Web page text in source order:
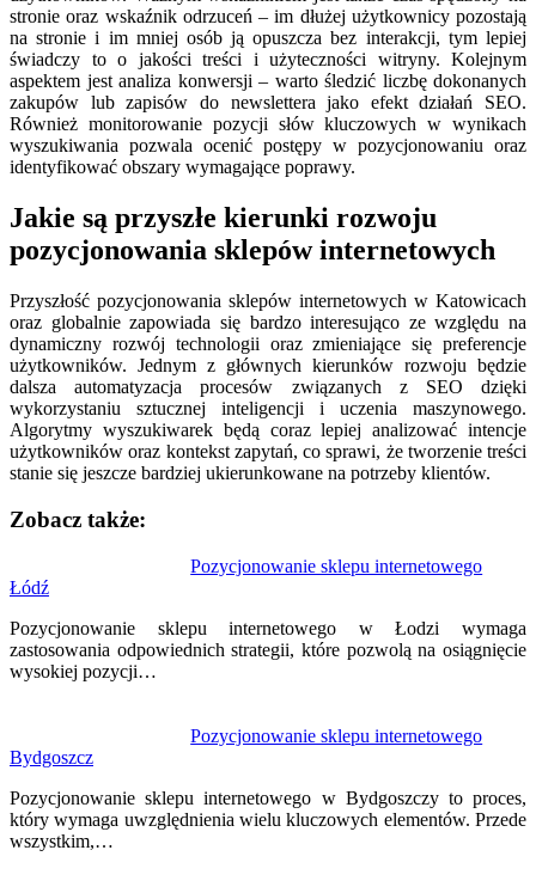
stronie oraz wskaźnik odrzuceń – im dłużej użytkownicy pozostają
na stronie i im mniej osób ją opuszcza bez interakcji, tym lepiej
świadczy to o jakości treści i użyteczności witryny. Kolejnym
aspektem jest analiza konwersji – warto śledzić liczbę dokonanych
zakupów lub zapisów do newslettera jako efekt działań SEO.
Również monitorowanie pozycji słów kluczowych w wynikach
wyszukiwania pozwala ocenić postępy w pozycjonowaniu oraz
identyfikować obszary wymagające poprawy.
Jakie są przyszłe kierunki rozwoju
pozycjonowania sklepów internetowych
Przyszłość pozycjonowania sklepów internetowych w Katowicach
oraz globalnie zapowiada się bardzo interesująco ze względu na
dynamiczny rozwój technologii oraz zmieniające się preferencje
użytkowników. Jednym z głównych kierunków rozwoju będzie
dalsza automatyzacja procesów związanych z SEO dzięki
wykorzystaniu sztucznej inteligencji i uczenia maszynowego.
Algorytmy wyszukiwarek będą coraz lepiej analizować intencje
użytkowników oraz kontekst zapytań, co sprawi, że tworzenie treści
stanie się jeszcze bardziej ukierunkowane na potrzeby klientów.
Zobacz także:
Pozycjonowanie sklepu internetowego
Łódź
Pozycjonowanie sklepu internetowego w Łodzi wymaga
zastosowania odpowiednich strategii, które pozwolą na osiągnięcie
wysokiej pozycji…
Pozycjonowanie sklepu internetowego
Bydgoszcz
Pozycjonowanie sklepu internetowego w Bydgoszczy to proces,
który wymaga uwzględnienia wielu kluczowych elementów. Przede
wszystkim,…
wpisu